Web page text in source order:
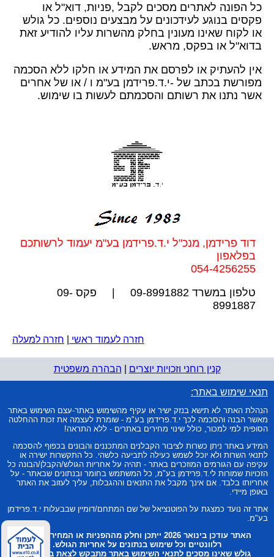
כל הפונה לאתרים מסכים לקבל ,פניות, דוא"ל או
פקסים בנוגע לעידכונים על מבצעים נוספים. כל גולש
או לקוח שאינו מעונין בחלק מהשרות עליו להודיע זאת
בדוא"ל או בפקס, מראש.
אין להעתיק או לפרסם את המידע או חלקו ללא הסכמה
מפורשת בכתב של -י.ד.פרידמן בע"מ ו / או של אחרים
אשר נתנו את רשותם והסכמתם לעשות בו שימוש.
דוד פרידמן, מנכ"ל י.ד.פרידמן בע"מ יעמוד לרשותכם
בפלאפון
054-4256255
טלפון במשרד 09-8991882 | פקס 09-
8991887
חזרה לעמוד ראשי חזרה למעלה
קנין רוחני וזכויות יוצרים הבהרה משפטית
תנאי שימוש באתר:
הנהלת האתר לא תישא בנזק ישיר או עקיף מהשימוש באתר-עצם השימוש באתר
מאשר הבנה והסכמה לכך י.ד.פרידמן בע"מ - שומרת לעצמה את זכות ההחלטה
הסופית למי למכור, כולל שינוי מחירים באתרים - ללא התראה!
המידע באתר ניתן כשרות לציבור הקבלנים המתכננים והבונים בכפוף להסכמה
לתנאי השרות ולא יוכל לשמש כעילה לתביעה כלשהי. כל התקשרות ישירה או
עקיפה עם הגורמים המוזכרים באתר - תהיה על אחריות הגולש/הקבלן/הבונה כל
הזכויות שמורות לי.ד.פרידמן בע"מ, כל המשתמש בחומר ובנתונים שבאתר - על
אחריותו בלבד. אם אינך מקבל את התנאים וההגבלות, עליך לעזוב את האתר
באופן מיידי.
אתר זה נועד כמצגת על הפוטנציאל של שם המתחם/דומיין שבבעלות י.ד.פרידמן
בע"מ.
האתר עודכן בינואר 2026 ייתכן וחלק מההפניות או המחירים אינם
רלוונטיים וכל שימוש בנתונים על אחריות הגולש.
גולש שאינו מסכים לתנאי השימוש באתר מתבקש לצאת במיידית!